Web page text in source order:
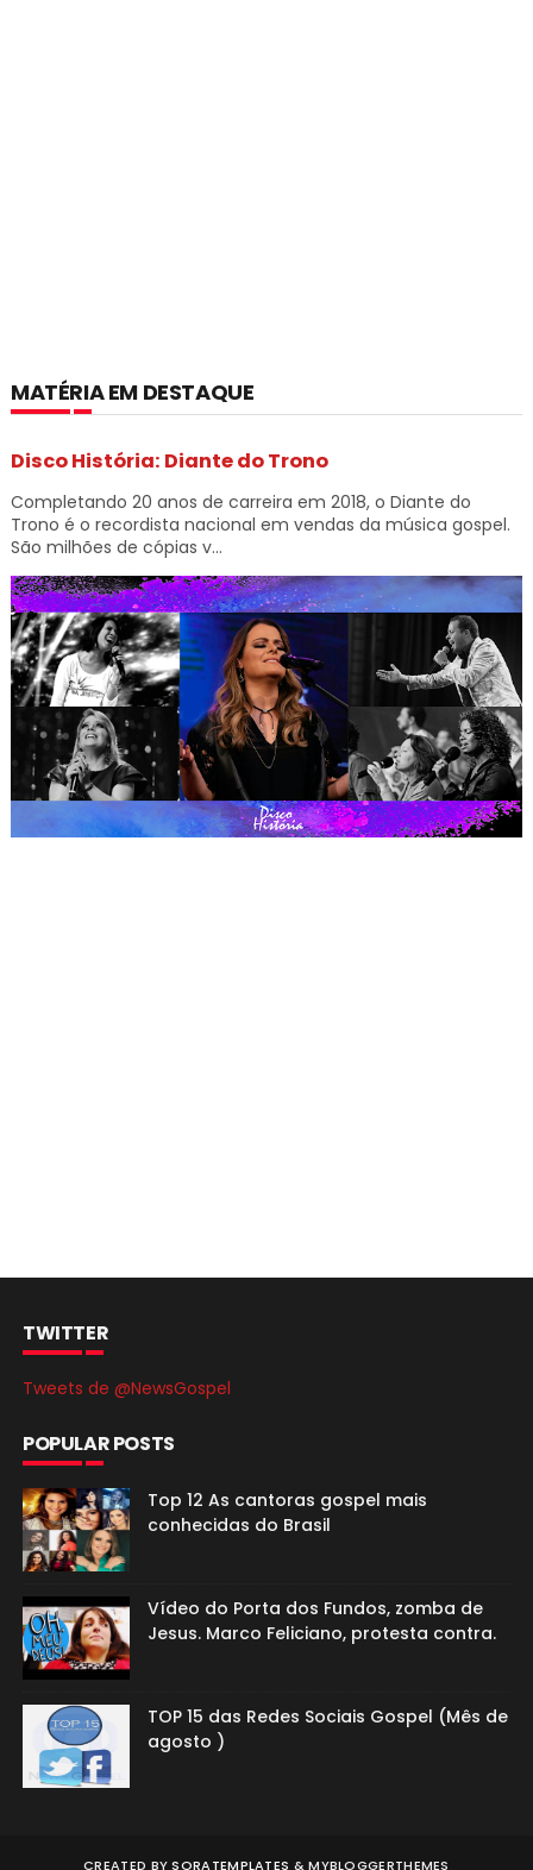
MATÉRIA EM DESTAQUE
Disco História: Diante do Trono
Completando 20 anos de carreira em 2018, o Diante do
Trono é o recordista nacional em vendas da música gospel.
São milhões de cópias v...
TWITTER
Tweets de @NewsGospel
POPULAR POSTS
Top 12 As cantoras gospel mais
conhecidas do Brasil
Vídeo do Porta dos Fundos, zomba de
Jesus. Marco Feliciano, protesta contra.
TOP 15 das Redes Sociais Gospel (Mês de
agosto )
CREATED BYSORATEMPLATES &MYBLOGGERTHEMES